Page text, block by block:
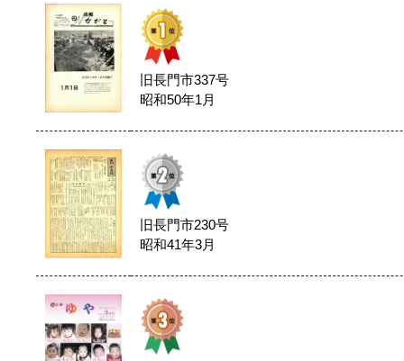
旧長門市337号
昭和50年1月
旧長門市230号
昭和41年3月